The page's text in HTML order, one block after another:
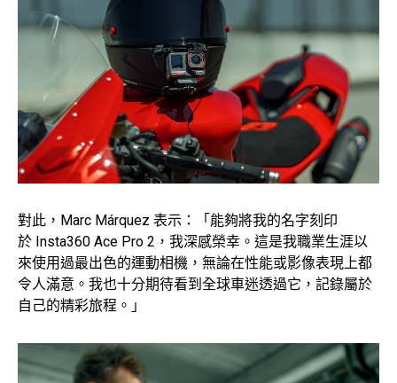
對此，Marc Márquez 表示：「能夠將我的名字刻印
於 Insta360 Ace Pro 2，我深感榮幸。這是我職業生涯以
來使用過最出色的運動相機，無論在性能或影像表現上都
令人滿意。我也十分期待看到全球車迷透過它，記錄屬於
自己的精彩旅程。」